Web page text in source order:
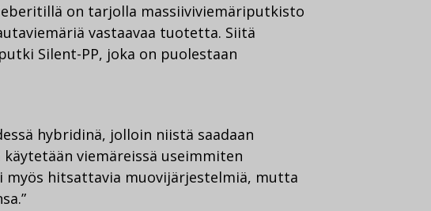
on tarjolla massiiviviemäriputkisto
vastaavaa tuotetta. Siitä
Silent-PP, joka on puolestaan
hybridinä, jolloin niistä saadaan
viemäreissä useimmiten
myös hitsattavia muovijärjestelmiä, mutta